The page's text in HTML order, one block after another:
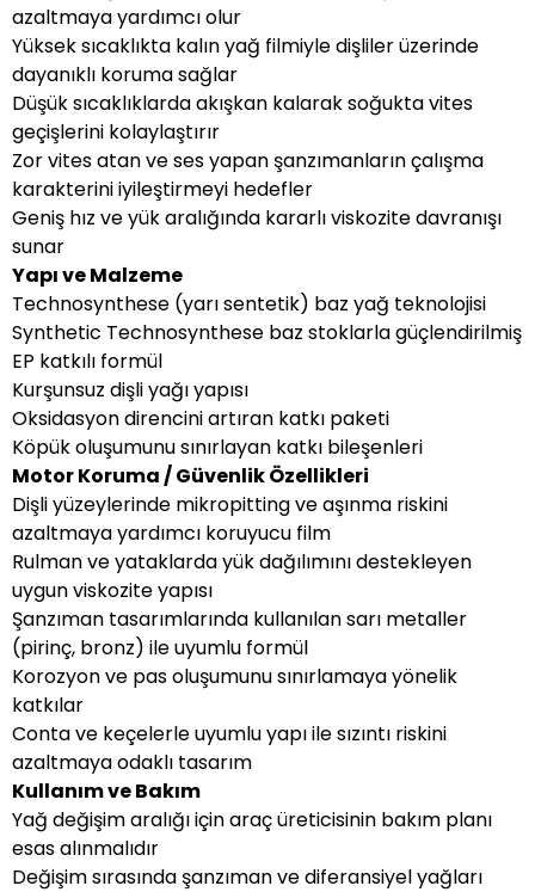
azaltmaya yardımcı olur
Yüksek sıcaklıkta kalın yağ filmiyle dişliler üzerinde
dayanıklı koruma sağlar
Düşük sıcaklıklarda akışkan kalarak soğukta vites
geçişlerini kolaylaştırır
Zor vites atan ve ses yapan şanzımanların çalışma
karakterini iyileştirmeyi hedefler
Geniş hız ve yük aralığında kararlı viskozite davranışı
sunar
Yapı ve Malzeme
Technosynthese (yarı sentetik) baz yağ teknolojisi
Synthetic Technosynthese baz stoklarla güçlendirilmiş
EP katkılı formül
Kurşunsuz dişli yağı yapısı
Oksidasyon direncini artıran katkı paketi
Köpük oluşumunu sınırlayan katkı bileşenleri
Motor Koruma / Güvenlik Özellikleri
Dişli yüzeylerinde mikropitting ve aşınma riskini
azaltmaya yardımcı koruyucu film
Rulman ve yataklarda yük dağılımını destekleyen
uygun viskozite yapısı
Şanzıman tasarımlarında kullanılan sarı metaller
(pirinç, bronz) ile uyumlu formül
Korozyon ve pas oluşumunu sınırlamaya yönelik
katkılar
Conta ve keçelerle uyumlu yapı ile sızıntı riskini
azaltmaya odaklı tasarım
Kullanım ve Bakım
Yağ değişim aralığı için araç üreticisinin bakım planı
esas alınmalıdır
Değişim sırasında şanzıman ve diferansiyel yağları